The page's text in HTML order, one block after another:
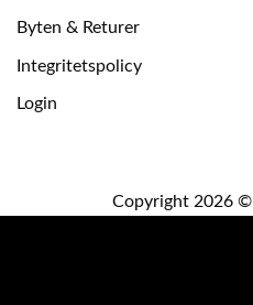
Byten & Returer
Integritetspolicy
Login
Copyright 2026 ©